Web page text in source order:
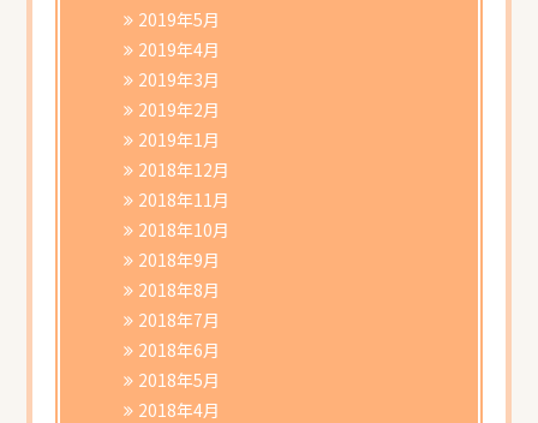
2019年5月
2019年4月
2019年3月
2019年2月
2019年1月
2018年12月
2018年11月
2018年10月
2018年9月
2018年8月
2018年7月
2018年6月
2018年5月
2018年4月